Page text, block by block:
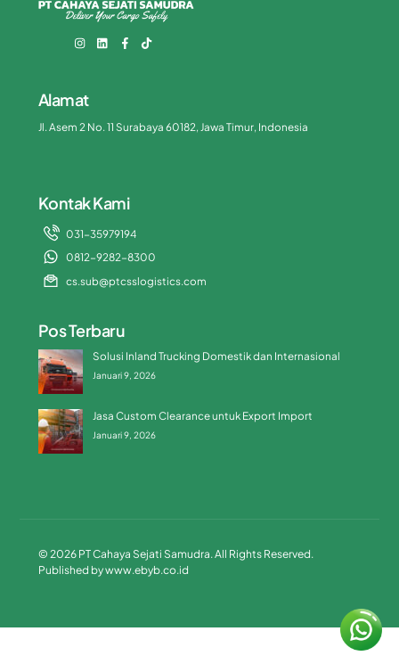
Alamat
Jl. Asem 2 No. 11 Surabaya 60182, Jawa Timur, Indonesia
Kontak Kami
031-35979194
0812-9282-8300
cs.sub@ptcsslogistics.com
Pos Terbaru
Solusi Inland Trucking Domestik dan Internasional
Januari 9, 2026
Jasa Custom Clearance untuk Export Import
Januari 9, 2026
© 2026 PT Cahaya Sejati Samudra. All Rights Reserved.
Published bywww.ebyb.co.id